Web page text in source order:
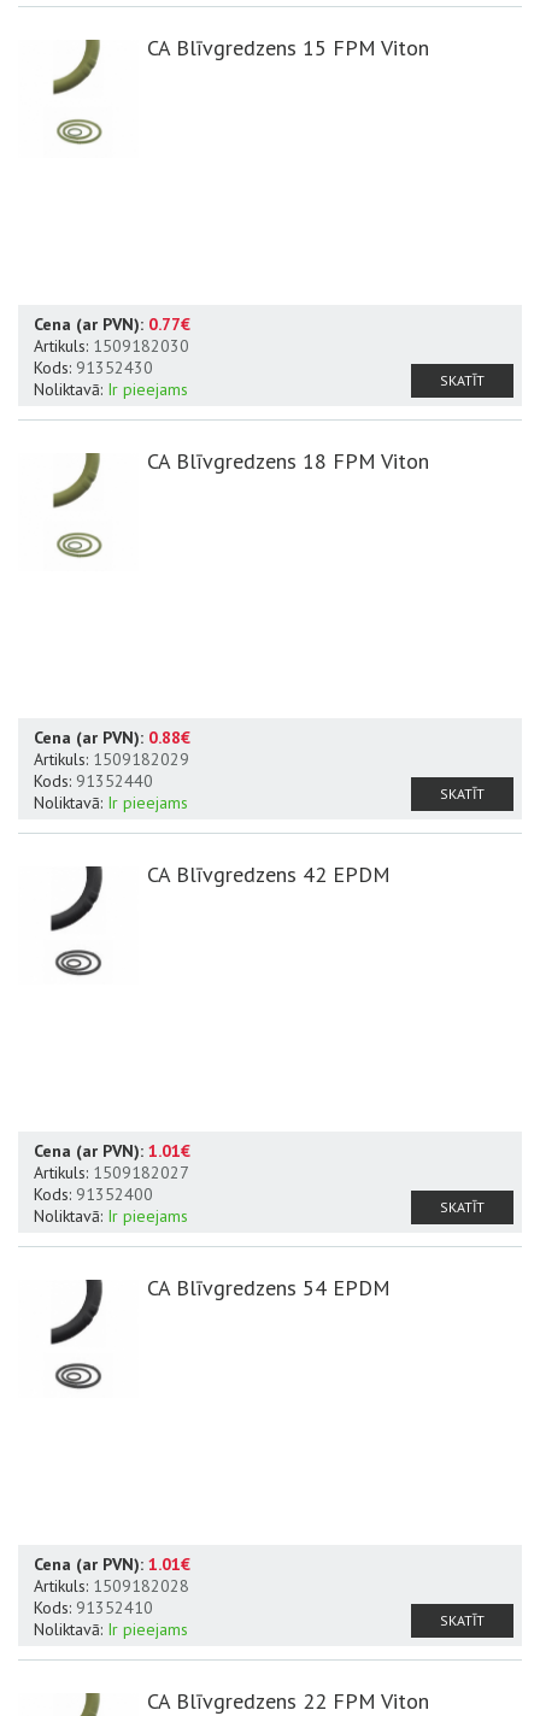
CA Blīvgredzens 15 FPM Viton
Cena (ar PVN): 0.77€
Artikuls: 1509182030
Kods: 91352430
Noliktavā: Ir pieejams SKATĪT
CA Blīvgredzens 18 FPM Viton
Cena (ar PVN): 0.88€
Artikuls: 1509182029
Kods: 91352440
Noliktavā: Ir pieejams SKATĪT
CA Blīvgredzens 42 EPDM
Cena (ar PVN): 1.01€
Artikuls: 1509182027
Kods: 91352400
Noliktavā: Ir pieejams SKATĪT
CA Blīvgredzens 54 EPDM
Cena (ar PVN): 1.01€
Artikuls: 1509182028
Kods: 91352410
Noliktavā: Ir pieejams SKATĪT
CA Blīvgredzens 22 FPM Viton